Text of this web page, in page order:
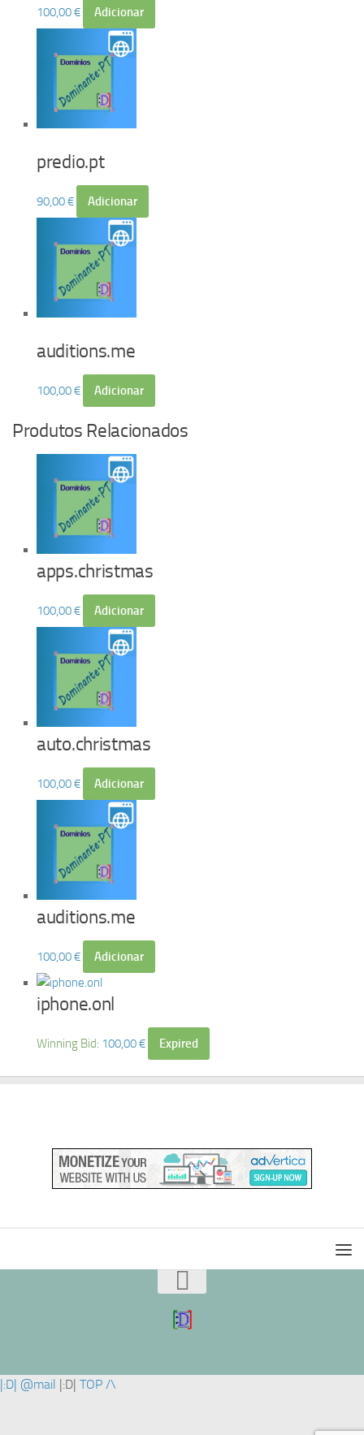
100,00€ Adicionar
predio.pt
90,00€ Adicionar
auditions.me
100,00€ Adicionar
Produtos Relacionados
apps.christmas
100,00€ Adicionar
auto.christmas
100,00€ Adicionar
auditions.me
100,00€ Adicionar
iphone.onl
Winning Bid: 100,00€ Expired
|:D| @mail |:D| TOP /\